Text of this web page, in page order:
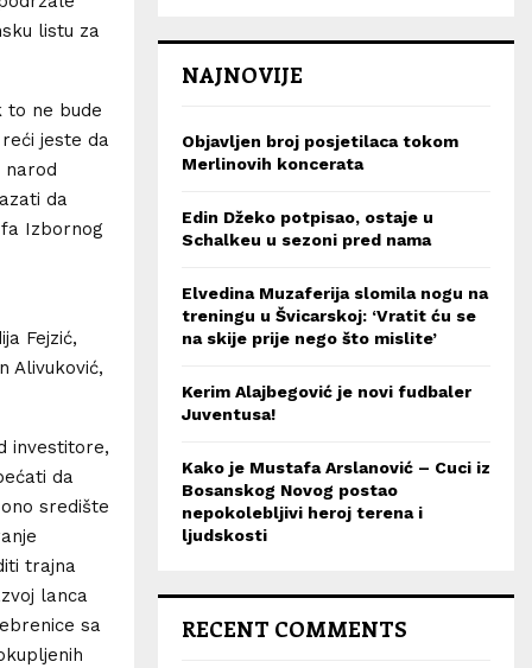
listu za
to ne bude
jeste da
narod
da
Izbornog
Fejzić,
Alivuković,
investitore,
da
središte
trajna
lanca
sa
NAJNOVIJE
Objavljen broj posjetilaca tokom
Merlinovih koncerata
Edin Džeko potpisao, ostaje u
Schalkeu u sezoni pred nama
Elvedina Muzaferija slomila nogu na
treningu u Švicarskoj: ‘Vratit ću se
na skije prije nego što mislite’
Kerim Alajbegović je novi fudbaler
Juventusa!
Kako je Mustafa Arslanović – Cuci iz
Bosanskog Novog postao
nepokolebljivi heroj terena i
ljudskosti
RECENT COMMENTS